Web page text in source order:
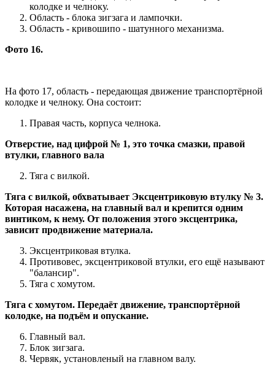
колодке и челноку.
Область - блока зигзага и лампочки.
Область - кривошипо - шатунного механизма.
Фото 16.
На фото 17, область - передающая движение транспортёрной
колодке и челноку. Она состоит:
Правая часть, корпуса челнока.
Отверстие, над цифрой № 1, это точка смазки, правой
втулки, главного вала
Тяга с вилкой.
Тяга с вилкой, обхватывает Эксцентриковую втулку № 3.
Которая насажена, на главный вал и крепится одним
винтиком, к нему. От положения этого эксцентрика,
зависит продвижение материала.
Эксцентриковая втулка.
Противовес, эксцентриковой втулки, его ещё называют
"балансир".
Тяга с хомутом.
Тяга с хомутом. Передаёт движение, транспортёрной
колодке, на подъём и опускание.
Главный вал.
Блок зигзага.
Червяк, установленый на главном валу.